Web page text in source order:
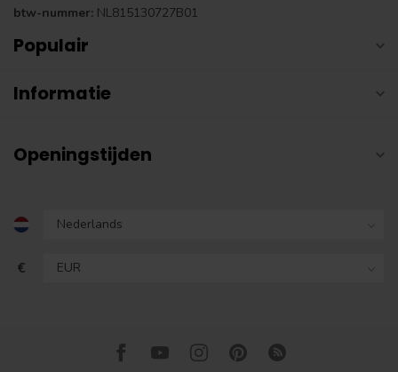
btw-nummer: NL815130727B01
Populair
Informatie
Openingstijden
€